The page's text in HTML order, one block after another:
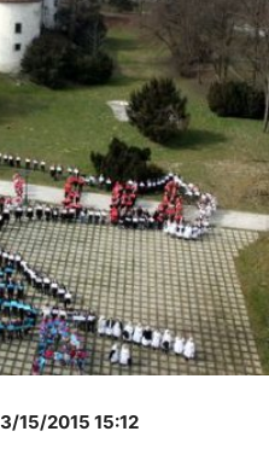
3/15/2015 15:12